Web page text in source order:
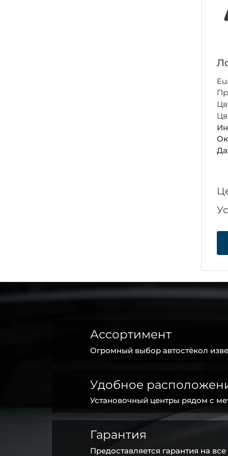
Ассортимент
Огромный выбор автостёкол
Удобное
Установочный центры рядом с
Гарантия
Предоставляется гарантия на